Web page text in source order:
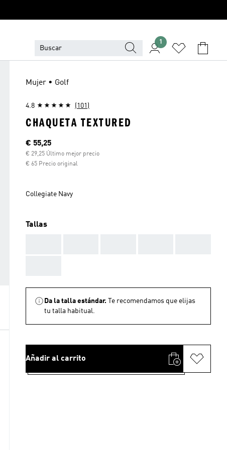
1
Mujer • Golf
4.8 (101)
CHAQUETA TEXTURED
Precio actual
€ 55,25
€ 29,25 Último mejor precio
€ 65 Precio original
Collegiate Navy
Tallas
Da la talla estándar.
Te recomendamos que elijas
tu talla habitual.
Añadir al carrito